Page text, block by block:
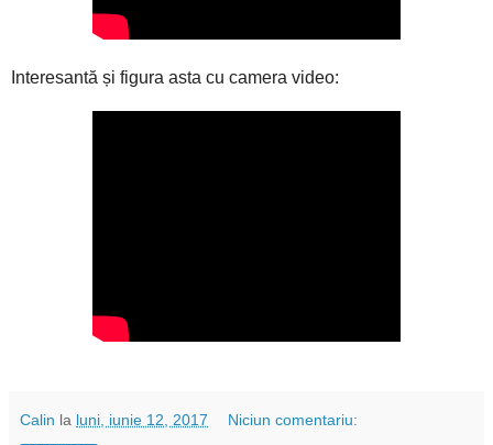
Interesantă și figura asta cu camera video:
Calin la luni, iunie 12, 2017 Niciun comentariu: